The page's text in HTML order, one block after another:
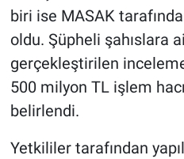
biri ise MASAK
oldu. Şüpheli şahıslara
gerçekleştirilen
500 milyon TL işlem
belirlendi.
Yetkililer tarafından